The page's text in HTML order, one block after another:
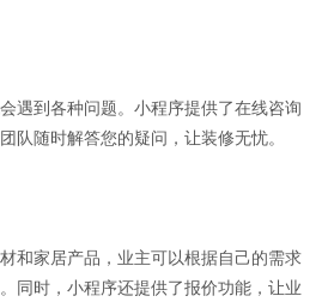
遇到各种问题。小程序提供了在线咨询
队随时解答您的疑问，让装修无忧。
和家居产品，业主可以根据自己的需求
同时，小程序还提供了报价功能，让业